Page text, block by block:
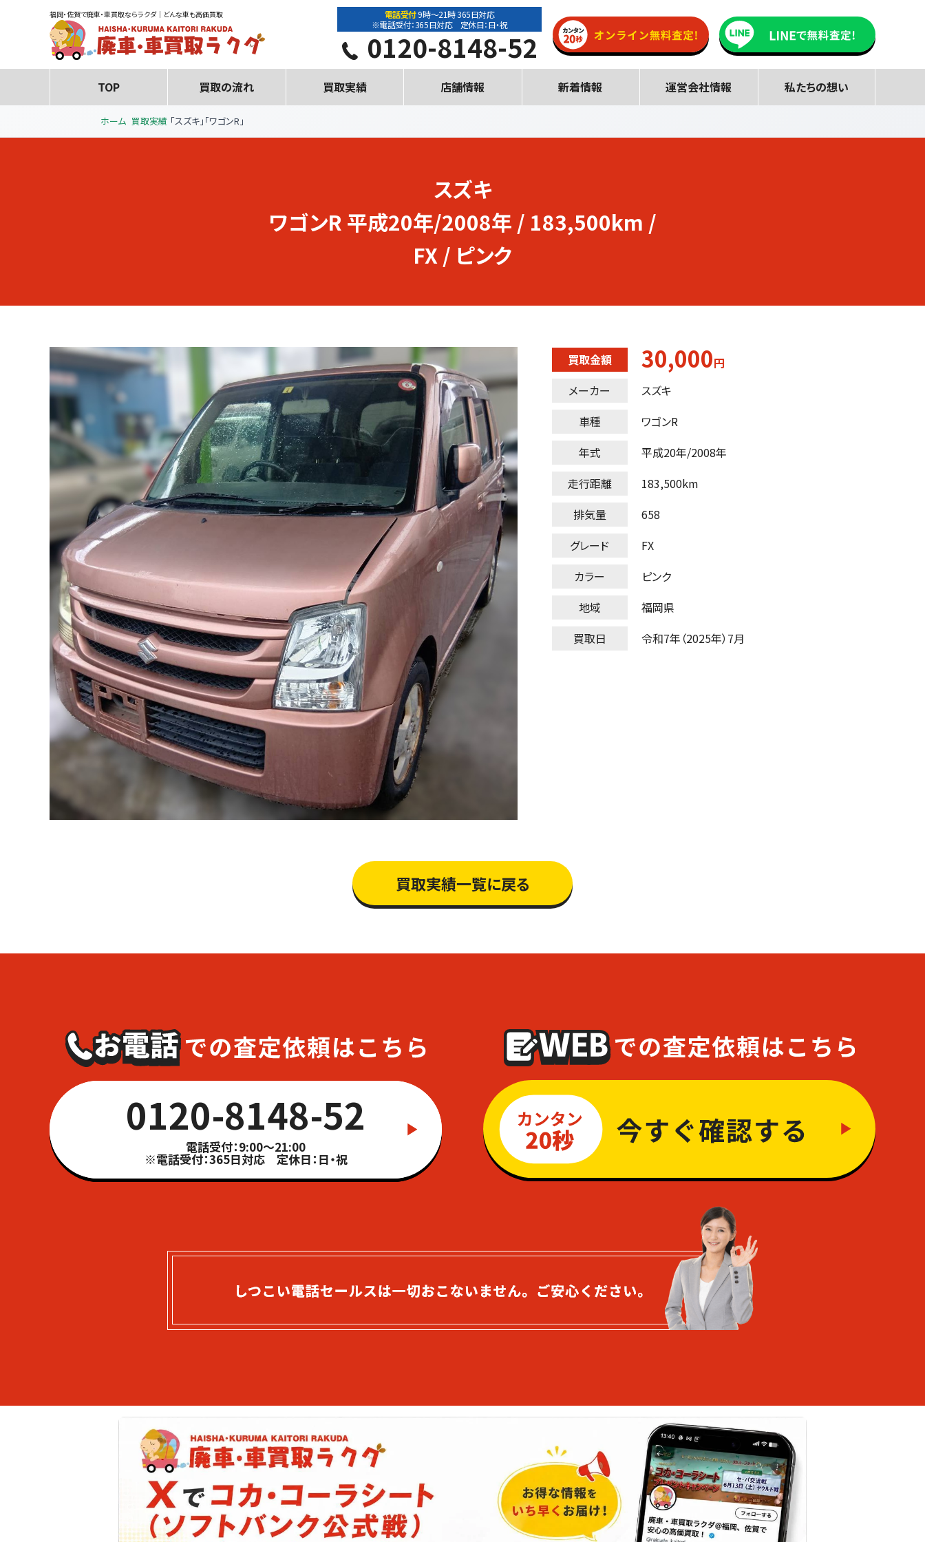
福岡・佐賀で廃車・車買取ならラクダ｜どんな車も高価買取 電話受付9時～21時 365日対応
※電話受付：365日対応 定休日：日・祝
0120-8148-52
TOP 買取の流れ 買取実績 店舗情報 新着情報 運営会社情報 私たちの想い
ホーム 買取実績 「スズキ」「ワゴンR」
スズキ
ワゴンR 平成20年/2008年 / 183,500km /
FX / ピンク
買取金額 30,000円
メーカー
スズキ
車種
ワゴンR
年式
平成20年/2008年
走行距離
183,500km
排気量
658
グレード
FX
カラー
ピンク
地域
福岡県
買取日
令和7年（2025年）7月
買取実績一覧に戻る
0120-8148-52
電話受付：9:00～21:00
※電話受付：365日対応 定休日：日・祝